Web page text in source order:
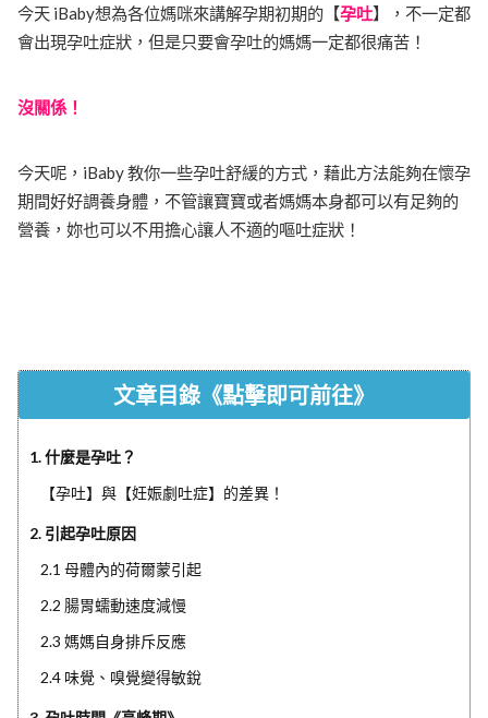
今天 iBaby想為各位媽咪來講解孕期初期的【孕吐】，不一定都
會出現孕吐症狀，但是只要會孕吐的媽媽一定都很痛苦！
沒關係！
今天呢，iBaby 教你一些孕吐舒緩的方式，藉此方法能夠在懷孕
期間好好調養身體，不管讓寶寶或者媽媽本身都可以有足夠的
營養，妳也可以不用擔心讓人不適的嘔吐症狀！
文章目錄《點擊即可前往》
1. 什麼是孕吐？
【孕吐】與【妊娠劇吐症】的差異！
2. 引起孕吐原因
2.1 母體內的荷爾蒙引起
2.2 腸胃蠕動速度減慢
2.3 媽媽自身排斥反應
2.4 味覺、嗅覺變得敏銳